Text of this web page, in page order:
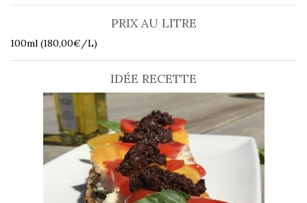
PRIX AU LITRE
100ml (180,00€/L)
IDÉE RECETTE